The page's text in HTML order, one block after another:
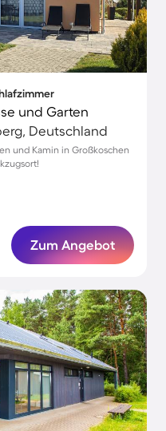
und Garten
Deutschland
und Kamin in Großkoschen
Zum Angebot